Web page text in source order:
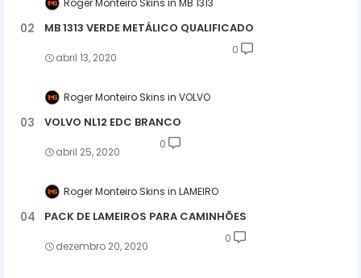
MB 1313 VERDE METÁLICO QUALIFICADO
abril 13, 2020
0
Roger Monteiro Skins VOLVO
VOLVO NL12 EDC BRANCO
abril 25, 2020
0
Roger Monteiro Skins LAMEIRO
PACK DE LAMEIROS PARA CAMINHÕES
dezembro 20, 2020
0